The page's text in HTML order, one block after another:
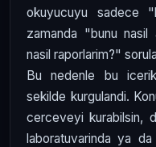
okuyucuyu sadece
zamanda "bunu nasil
nasil raporlarim?"
Bu nedenle bu
sekilde kurgulandi.
cerceveyi kurabilsin,
laboratuvarinda ya